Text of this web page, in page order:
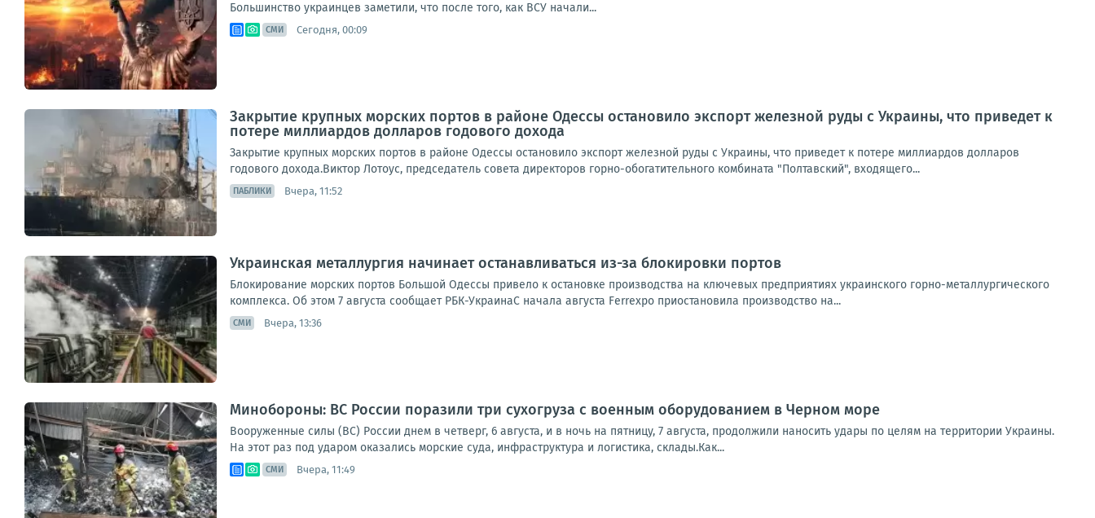
Большинство украинцев заметили, что после того, как ВСУ начали...
СМИ Сегодня, 00:09
Закрытие крупных морских портов в районе Одессы остановило экспорт железной руды с Украины, что приведет к
потере миллиардов долларов годового дохода
Закрытие крупных морских портов в районе Одессы остановило экспорт железной руды с Украины, что приведет к потере миллиардов долларов
годового дохода.Виктор Лотоус, председатель совета директоров горно-обогатительного комбината "Полтавский", входящего...
ПАБЛИКИ Вчера, 11:52
Украинская металлургия начинает останавливаться из-за блокировки портов
Блокирование морских портов Большой Одессы привело к остановке производства на ключевых предприятиях украинского горно-металлургического
комплекса. Об этом 7 августа сообщает РБК-УкраинаС начала августа Ferrexpo приостановила производство на...
СМИ Вчера, 13:36
Минобороны: ВС России поразили три сухогруза с военным оборудованием в Черном море
Вооруженные силы (ВС) России днем в четверг, 6 августа, и в ночь на пятницу, 7 августа, продолжили наносить удары по целям на территории Украины.
На этот раз под ударом оказались морские суда, инфраструктура и логистика, склады.Как...
СМИ Вчера, 11:49